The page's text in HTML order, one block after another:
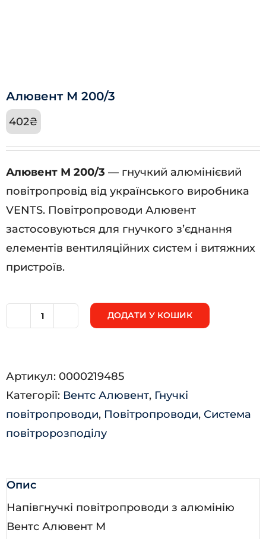
Алювент М 200/3
402₴
Алювент М 200/3 — гнучкий алюмінієвий
повітропровід від українського виробника
VENTS. Повітропроводи Алювент
застосовуються для гнучкого з’єднання
елементів вентиляційних систем і витяжних
пристроїв.
Алювент
кількість
ДОДАТИ У КОШИК
Артикул: 0000219485
Категорії: Вентс Алювент, Гнучкі
повітропроводи, Повітропроводи, Система
повітророзподілу
Опис
Напівгнучкі повітропроводи з алюмінію
Вентс Алювент М